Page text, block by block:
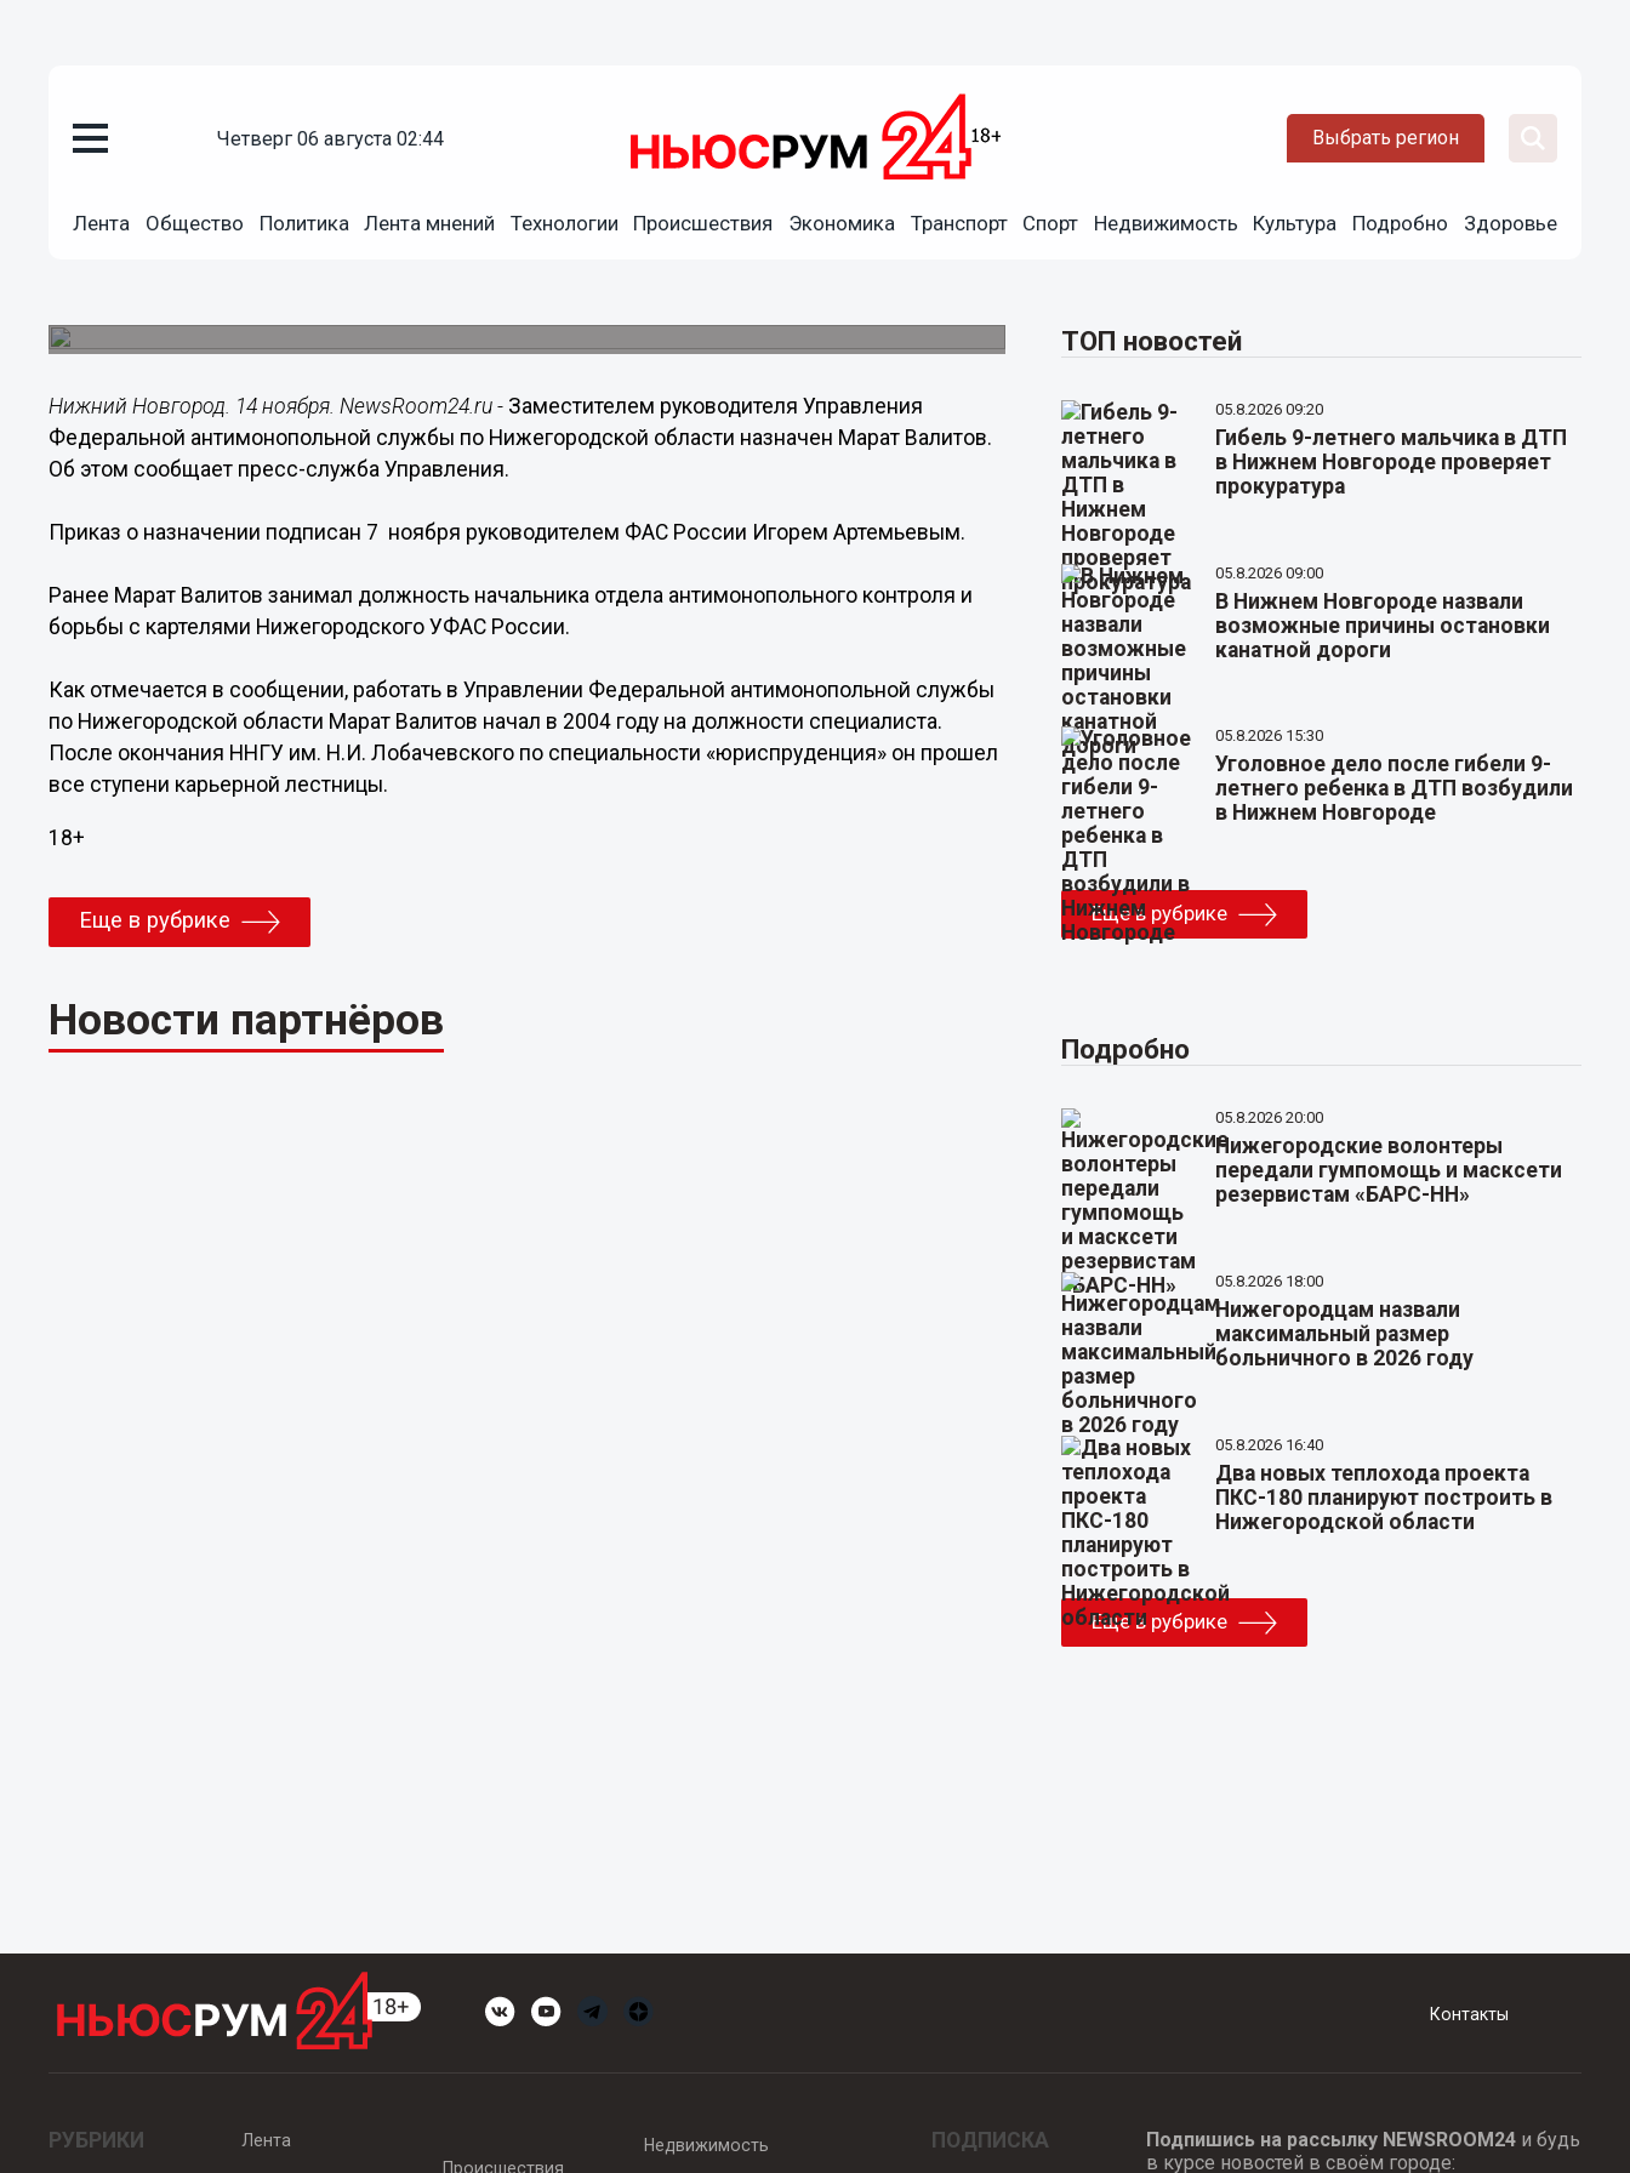
четверг 06 августа 02:44 Выбрать регион
Лента Общество Политика Лента мнений Технологии Происшествия Экономика Транспорт Спорт Недвижимость Культура Подробно Здоровье
Замруководителя Нижегородского УФАС РФ назначен
Нижний Новгород. 14 ноября. NewsRoom24.ru - Заместителем руководителя Управления
Федеральной антимонопольной службы по Нижегородской области назначен Марат Валитов.
Об этом сообщает пресс-служба Управления.
Приказ о назначении подписан 7 ноября руководителем ФАС России Игорем Артемьевым.
Ранее Марат Валитов занимал должность начальника отдела антимонопольного контроля и
борьбы с картелями Нижегородского УФАС России.
Как отмечается в сообщении, работать в Управлении Федеральной антимонопольной службы
по Нижегородской области Марат Валитов начал в 2004 году на должности специалиста.
После окончания ННГУ им. Н.И. Лобачевского по специальности «юриспруденция» он прошел
все ступени карьерной лестницы.
18+
Еще в рубрике
Новости партнёров
ТОП новостей
05.8.2026 09:20
Гибель 9-летнего мальчика в ДТП
в Нижнем Новгороде проверяет
прокуратура
05.8.2026 09:00
В Нижнем Новгороде назвали
возможные причины остановки
канатной дороги
05.8.2026 15:30
Уголовное дело после гибели 9-
летнего ребенка в ДТП возбудили
в Нижнем Новгороде
Еще в рубрике
Подробно
05.8.2026 20:00
Нижегородские волонтеры
передали гумпомощь и масксети
резервистам «БАРС-НН»
05.8.2026 18:00
Нижегородцам назвали
максимальный размер
больничного в 2026 году
05.8.2026 16:40
Два новых теплохода проекта
ПКС-180 планируют построить в
Нижегородской области
Еще в рубрике
Контакты
РУБРИКИ
Лента
Происшествия
Недвижимость ПОДПИСКА Подпишись на рассылку NEWSROOM24и будь
в курсе новостей в своём городе: